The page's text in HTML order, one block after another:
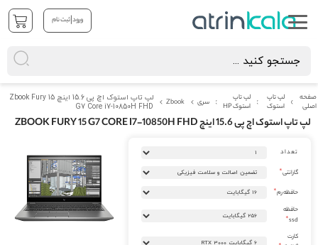
ورود|ثبت نام
صفحه
اصلی
لپ تاپ
استوک
لپ تاپ
استوک HP
سری Zbook
لپ تاپ استوک اچ پی 15.6 اینچ Zbook Fury 15
G7 Core i7-10850H FHD
لپ تاپ استوک اچ پی 15.6 اینچ ZBOOK FURY 15 G7 CORE I7-10850H FHD
انتهای
گالری
تصاویر
تعداد
گارانتی
حافظه رم
حافظه
ssd
کارت